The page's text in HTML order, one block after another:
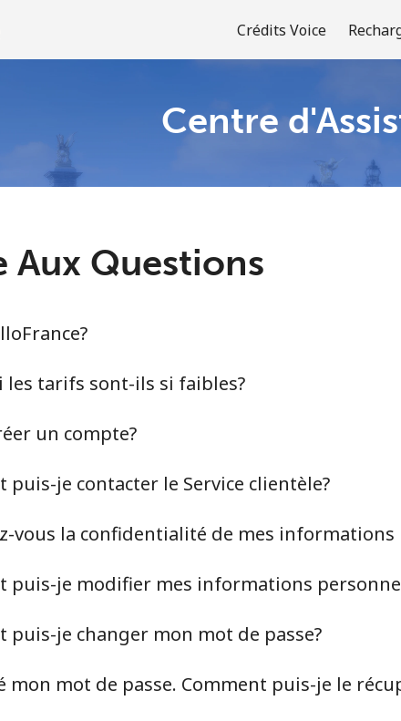
Crédits Voice
Bienvenue!
Centre
Aux Questions
les tarifs sont-ils si faibles?
un compte?
puis-je contacter le Service clientèle?
vous la confidentialité de mes informations
puis-je modifier mes informations
puis-je changer mon mot de passe?
mon mot de passe. Comment puis-je le